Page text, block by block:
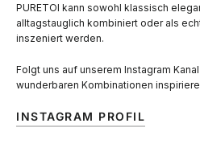
PURETOI kann sowohl klassisch
alltagstauglich kombiniert oder als
inszeniert werden.
Folgt uns auf unserem Instagram
wunderbaren Kombinationen
INSTAGRAM PROFIL